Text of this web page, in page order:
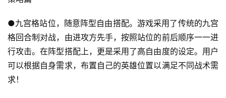
首
页
游
茶
原
创
●九宫格站位，随意阵型自由搭配。游戏采用了传统的九宫
格回合制对战，由进攻方先手，按照站位的前后顺序一一进
行攻击。在阵型搭配上，更是采用了高自由度的设定。用户
可以根据自身需求，布置自己的英雄位置以满足不同战术需
求！